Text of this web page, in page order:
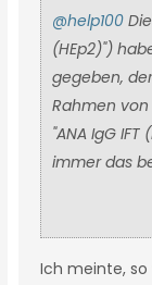
@help100
(HEp2)")
gegeben,
Rahmen von
"ANA IgG
immer das
Ich meinte,